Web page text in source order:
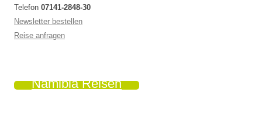
Telefon 07141-2848-30
Newsletter bestellen
Reise anfragen
Namibia Reisen